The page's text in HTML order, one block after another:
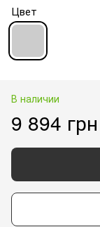
Цвет
В наличии
9 894 грн